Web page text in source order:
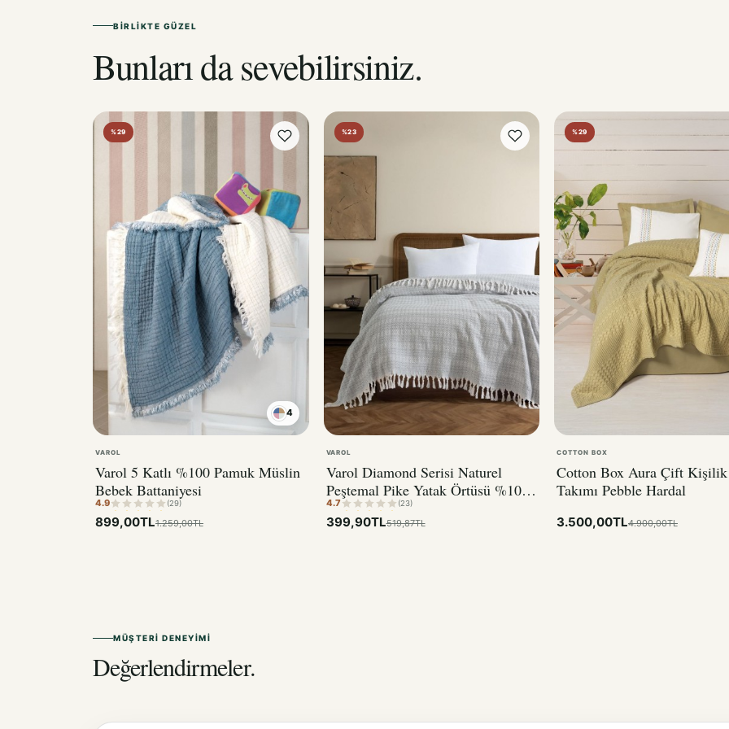
BIRLIKTE GÜZEL
Bunları da sevebilirsiniz.
%29
4
VAROL
Varol 5 Katlı %100 Pamuk Müslin
Bebek Battaniyesi
4.9 (29)
899,00TL1.259,00TL
%23
VAROL
Varol Diamond Serisi Naturel
Peştemal Pike Yatak Örtüsü %100
Pamuk
4.7 (23)
399,90TL519,87TL
%29
COTTON BOX
Cotton Box Aura Çift
Takımı Pebble Hardal
3.500,00TL4.900,00TL
MÜŞTERI DENEYIMI
Değerlendirmeler.